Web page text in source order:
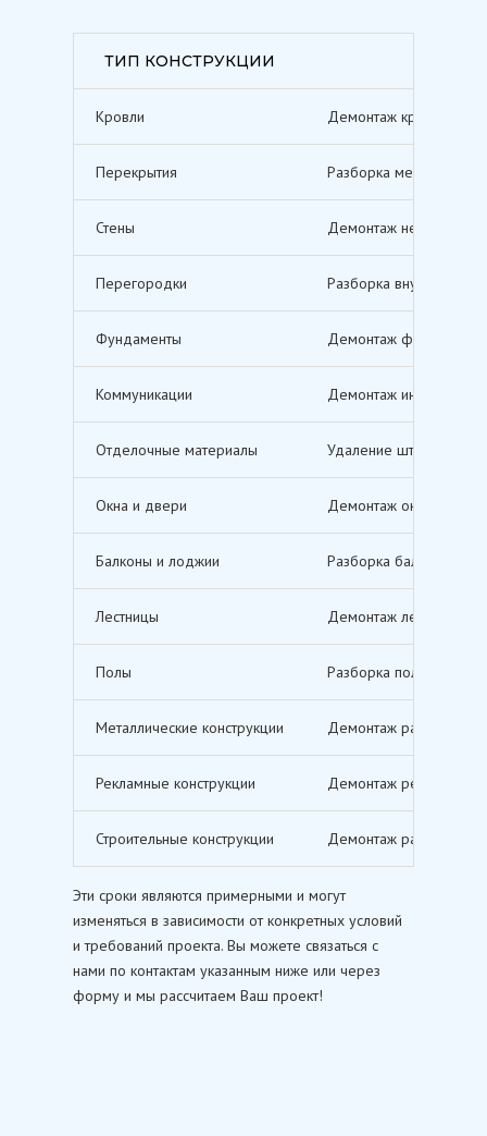
ТИП КОНСТРУКЦИИ
Кровли Демонтаж кровельных
Перекрытия Разборка межэтажных
Стены Демонтаж несущих и
Перегородки Разборка внутренних
Фундаменты Демонтаж
Коммуникации Демонтаж инженерных
Отделочные материалы Удаление штукатурки,
Окна и двери Демонтаж оконных и
Балконы и лоджии Разборка балконов и
Лестницы Демонтаж лестничных
Полы Разборка полов,
Металлические конструкции Демонтаж различных
Рекламные конструкции Демонтаж рекламных
Строительные конструкции Демонтаж различных
Эти сроки являются примерными и могут
изменяться в зависимости от конкретных условий
и требований проекта. Вы можете связаться с
нами по контактам указанным ниже или через
форму и мы рассчитаем Ваш проект!